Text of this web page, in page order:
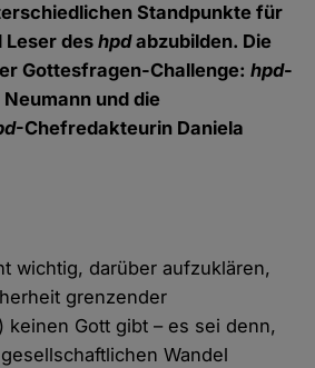
Standpunkte für
Leser deshpdabzubilden. Die
Gottesfragen-Challenge:hpd-
und die
-Chefredakteurin Daniela
wichtig, darüber aufzuklären,
grenzender
keinen Gott gibt – es sei denn,
Wandel